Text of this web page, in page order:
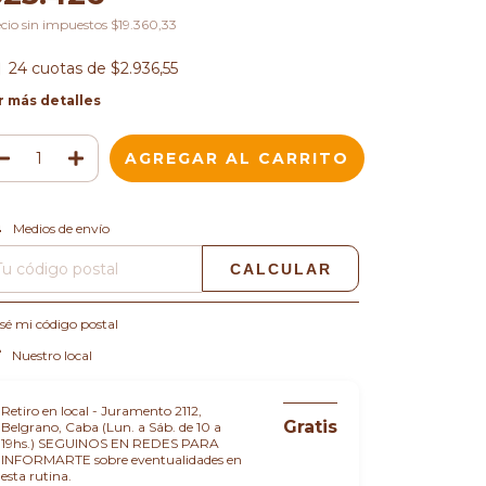
sin impuestos $19.360,33
24 cuotas de $2.936,55
más detalles
para el CP:
Medios de envío
CALCULAR
mi código postal
Nuestro local
Retiro en local - Juramento 2112,
Belgrano, Caba (Lun. a Sáb. de 10 a
19hs.) SEGUINOS EN REDES PARA
INFORMARTE sobre eventualidades en
esta rutina.
Gratis